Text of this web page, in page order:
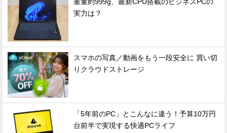
重量約999g、最新CPU搭載のビジネスPCの
実力は？
スマホの写真／動画をもう一段安全に 買い切
りクラウドストレージ
「5年前のPC」とこんなに違う！予算10万円
台前半で実現する快適PCライフ